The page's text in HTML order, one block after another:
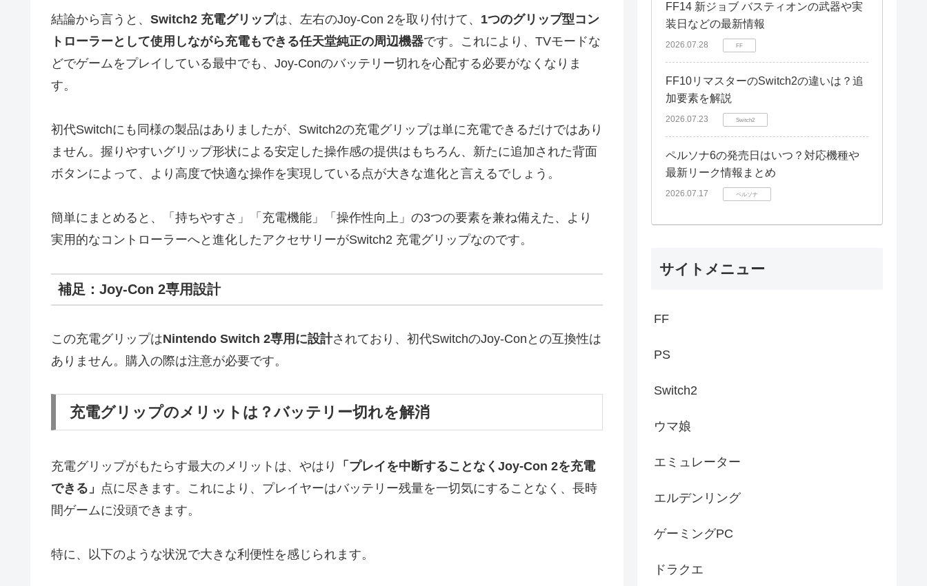
結論から言うと、 Switch2 充電グリップは、左右のJoy-Con 2を取り付けて、 1つのグリップ型コン
トローラーとして使用しながら充電もできる任天堂純正の周辺機器です。これにより、TVモードな
どでゲームをプレイしている最中でも、Joy-Conのバッテリー切れを心配する必要がなくなりま
す。
初代Switchにも同様の製品はありましたが、Switch2の充電グリップは単に充電できるだけではあり
ません。握りやすいグリップ形状による安定した操作感の提供はもちろん、 新たに追加された背面
ボタンによって、より高度で快適な操作を実現している点が大きな進化と言えるでしょう。
簡単にまとめると、「持ちやすさ」「充電機能」「操作性向上」の3つの要素を兼ね備えた、より
実用的なコントローラーへと進化したアクセサリーがSwitch2 充電グリップなのです。
補足：Joy-Con 2専用設計
この充電グリップはNintendo Switch 2専用に設計されており、初代SwitchのJoy-Conとの互換性は
ありません。購入の際は注意が必要です。
充電グリップのメリットは？バッテリー切れを解消
充電グリップがもたらす最大のメリットは、やはり
「プレイを中断することなくJoy-Con 2を充電
できる」 点に尽きます。これにより、プレイヤーはバッテリー残量を一切気にすることなく、長時
間ゲームに没頭できます。
特に、以下のような状況で大きな利便性を感じられます。
FF14 新ジョブ バスティオンの武器や実
装日などの最新情報
2026.07.28 FF
FF10リマスターのSwitch2の違いは？追
加要素を解説
2026.07.23 Switch2
ペルソナ6の発売日はいつ？対応機種や
最新リーク情報まとめ
2026.07.17 ペルソナ
サイトメニュー
FF
PS
Switch2
ウマ娘
エミュレーター
エルデンリング
ゲーミングPC
ドラクエ